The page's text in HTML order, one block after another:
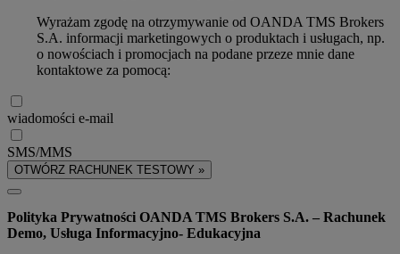
Wyrażam zgodę na otrzymywanie od OANDA TMS Brokers
S.A. informacji marketingowych o produktach i usługach, np.
o nowościach i promocjach na podane przeze mnie dane
kontaktowe za pomocą:
wiadomości e-mail
SMS/MMS
OTWÓRZ RACHUNEK TESTOWY »
Polityka Prywatności OANDA TMS Brokers S.A. – Rachunek
Demo, Usługa Informacyjno- Edukacyjna